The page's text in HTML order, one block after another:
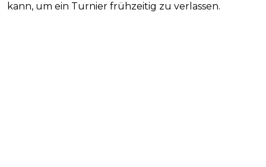
kann, um ein Turnier frühzeitig zu verlassen.